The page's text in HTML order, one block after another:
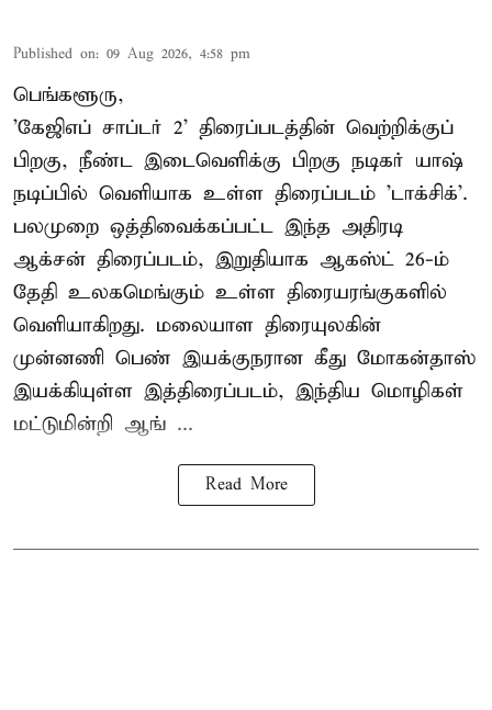
Published on: 09 Aug 2026, 4:58 pm
பெங்களூரு,
'கேஜிஎப் சாப்டர் 2' திரைப்படத்தின் வெற்றிக்குப்
பிறகு, நீண்ட இடைவெளிக்கு பிறகு நடிகர் யாஷ்
நடிப்பில் வெளியாக உள்ள திரைப்படம் 'டாக்சிக்'.
பலமுறை ஒத்திவைக்கப்பட்ட இந்த அதிரடி
ஆக்சன் திரைப்படம், இறுதியாக ஆகஸ்ட் 26-ம்
தேதி உலகமெங்கும் உள்ள திரையரங்குகளில்
வெளியாகிறது. மலையாள திரையுலகின்
முன்னணி பெண் இயக்குநரான கீது மோகன்தாஸ்
இயக்கியுள்ள இத்திரைப்படம், இந்திய மொழிகள்
மட்டுமின்றி ஆங் ...
Read More